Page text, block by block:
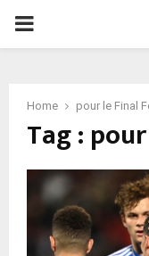
PRIMARY
Home pour le Final
Tag :